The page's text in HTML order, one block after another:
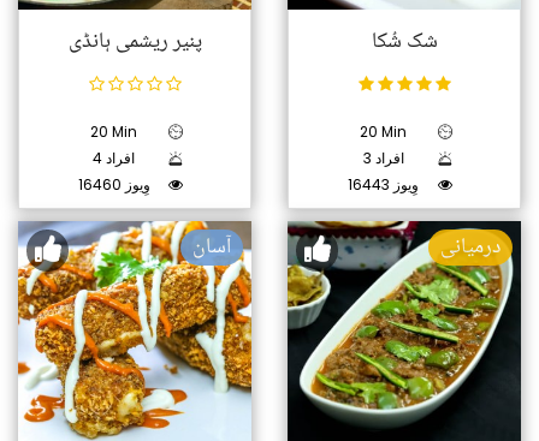
پنیر ریشمی ہانڈی
20 Min
4 افراد
16460 وِیوز
شک شُکا
20 Min
3 افراد
16443 وِیوز
آسان درمیانی